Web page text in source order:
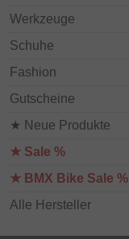
Werkzeuge
Schuhe
Fashion
Gutscheine
★ Neue Produkte
★ Sale %
★ BMX Bike Sale %
Alle Hersteller